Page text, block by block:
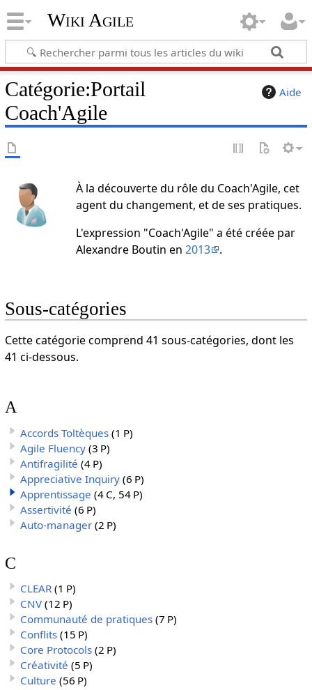
Wiki Agile
Aide
Catégorie:Portail
Coach'Agile
À la découverte du rôle du Coach'Agile, cet
agent du changement, et de ses pratiques.
L'expression "Coach'Agile" a été créée par
Alexandre Boutin en2013 .
Sous-catégories
Cette catégorie comprend 41 sous-catégories, dont les
41 ci-dessous.
A
Accords Toltèques (1 P)
Agile Fluency (3 P)
Antifragilité (4 P)
Appreciative Inquiry (6 P)
Apprentissage (4 C, 54 P)
Assertivité (6 P)
Auto-manager (2 P)
C
CLEAR (1 P)
CNV (12 P)
Communauté de pratiques (7 P)
Conflits (15 P)
Core Protocols (2 P)
Créativité (5 P)
Culture (56 P)